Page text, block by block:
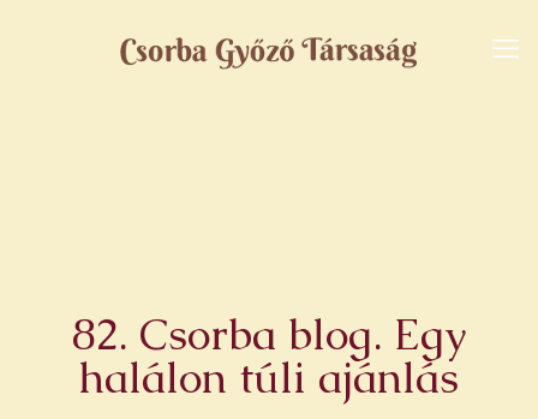
82. Csorba blog. Egy
halálon túli ajánlás